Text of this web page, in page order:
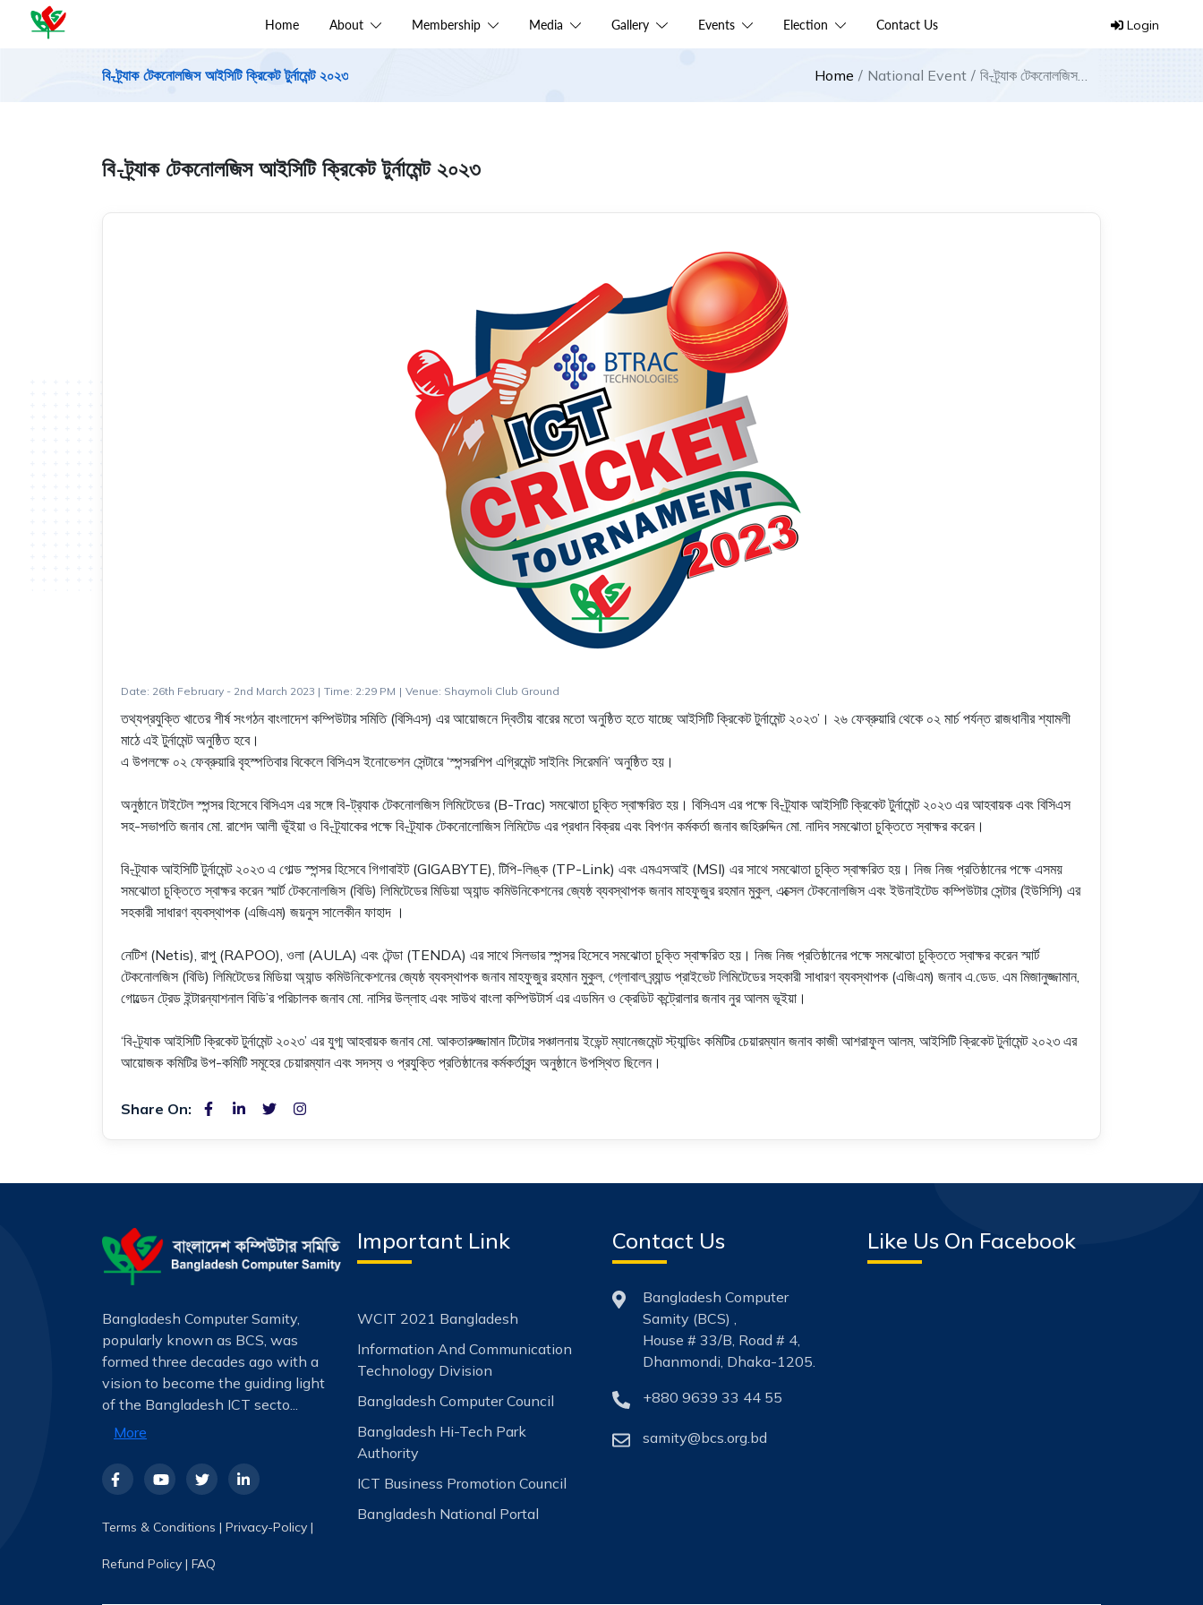
Home About Membership Media Gallery Events Election Contact Us Login
বি-ট্র্যাক টেকনোলজিস আইসিটি ক্রিকেট টুর্নামেন্ট ২০২৩ Home National Event
বি-ট্র্যাক টেকনোলজিস
বি-ট্র্যাক টেকনোলজিস আইসিটি ক্রিকেট টুর্নামেন্ট ২০২৩
Date: 26th February - 2nd March 2023 | Time: 2:29 PM | Venue: Shaymoli Club Ground
তথ্যপ্রযুক্তি খাতের শীর্ষ সংগঠন বাংলাদেশ কম্পিউটার সমিতি (বিসিএস) এর আয়োজনে দ্বিতীয় বারের মতো অনুষ্ঠিত হতে যাচ্ছে আইসিটি ক্রিকেট টুর্নামেন্ট ২০২৩’। ২৬ ফেব্রুয়ারি থেকে ০২ মার্চ পর্যন্ত রাজধানীর শ্যামলী
মাঠে এই টুর্নামেন্ট অনুষ্ঠিত হবে।
এ উপলক্ষে ০২ ফেব্রুয়ারি বৃহস্পতিবার বিকেলে বিসিএস ইনোভেশন সেন্টারে ‘স্পন্সরশিপ এগ্রিমেন্ট সাইনিং সিরেমনি’ অনুষ্ঠিত হয়।
অনুষ্ঠানে টাইটেল স্পন্সর হিসেবে বিসিএস এর সঙ্গে বি-ট্র্যাক টেকনোলজিস লিমিটেডের (B-Trac) সমঝোতা চুক্তি স্বাক্ষরিত হয়। বিসিএস এর পক্ষে বি-ট্র্যাক আইসিটি ক্রিকেট টুর্নামেন্ট ২০২৩ এর আহবায়ক এবং বিসিএস
সহ-সভাপতি জনাব মো. রাশেদ আলী ভূঁইয়া ও বি-ট্র্যাকের পক্ষে বি-ট্র্যাক টেকনোলোজিস লিমিটেড এর প্রধান বিক্রয় এবং বিপণন কর্মকর্তা জনাব জহিরুদ্দিন মো. নাদিব সমঝোতা চুক্তিতে স্বাক্ষর করেন।
বি-ট্র্যাক আইসিটি টুর্নামেন্ট ২০২৩ এ গোল্ড স্পন্সর হিসেবে গিগাবাইট (GIGABYTE), টিপি-লিঙ্ক (TP-Link) এবং এমএসআই (MSI) এর সাথে সমঝোতা চুক্তি স্বাক্ষরিত হয়। নিজ নিজ প্রতিষ্ঠানের পক্ষে এসময়
সমঝোতা চুক্তিতে স্বাক্ষর করেন স্মার্ট টেকনোলজিস (বিডি) লিমিটেডের মিডিয়া অ্যান্ড কমিউনিকেশনের জ্যেষ্ঠ ব্যবস্থাপক জনাব মাহফুজুর রহমান মুকুল, এক্সেল টেকনোলজিস এবং ইউনাইটেড কম্পিউটার সেন্টার (ইউসিসি) এর
সহকারী সাধারণ ব্যবস্থাপক (এজিএম) জয়নুস সালেকীন ফাহাদ ।
নেটিশ (Netis), রাপু (RAPOO), ওলা (AULA) এবং টেন্ডা (TENDA) এর সাথে সিলভার স্পন্সর হিসেবে সমঝোতা চুক্তি স্বাক্ষরিত হয়। নিজ নিজ প্রতিষ্ঠানের পক্ষে সমঝোতা চুক্তিতে স্বাক্ষর করেন স্মার্ট
টেকনোলজিস (বিডি) লিমিটেডের মিডিয়া অ্যান্ড কমিউনিকেশনের জ্যেষ্ঠ ব্যবস্থাপক জনাব মাহফুজুর রহমান মুকুল, গ্লোবাল ব্র্যান্ড প্রাইভেট লিমিটেডের সহকারী সাধারণ ব্যবস্থাপক (এজিএম) জনাব এ.ডেড. এম মিজানুজ্জামান,
গোল্ডেন ট্রেড ইন্টারন্যাশনাল বিডি’র পরিচালক জনাব মো. নাসির উল্লাহ এবং সাউথ বাংলা কম্পিউটার্স এর এডমিন ও ক্রেডিট কন্ট্রোলার জনাব নুর আলম ভূইয়া।
‘বি-ট্র্যাক আইসিটি ক্রিকেট টুর্নামেন্ট ২০২৩’ এর যুগ্ম আহবায়ক জনাব মো. আকতারুজ্জামান টিটোর সঞ্চালনায় ইভেন্ট ম্যানেজমেন্ট স্ট্যান্ডিং কমিটির চেয়ারম্যান জনাব কাজী আশরাফুল আলম, আইসিটি ক্রিকেট টুর্নামেন্ট ২০২৩ এর
আয়োজক কমিটির উপ-কমিটি সমূহের চেয়ারম্যান এবং সদস্য ও প্রযুক্তি প্রতিষ্ঠানের কর্মকর্তাবৃন্দ অনুষ্ঠানে উপস্থিত ছিলেন।
Share On:
Bangladesh Computer Samity,
popularly known as BCS, was
formed three decades ago with a
vision to become the guiding light
of the Bangladesh ICT secto...
More
Terms & Conditions | Privacy-Policy |
Refund Policy | FAQ
Important Link
WCIT 2021 Bangladesh
Information And Communication
Technology Division
Bangladesh Computer Council
Bangladesh Hi-Tech Park
Authority
ICT Business Promotion Council
Bangladesh National Portal
Contact Us
Bangladesh Computer
Samity (BCS) ,
House # 33/B, Road # 4,
Dhanmondi, Dhaka-1205.
+880 9639 33 44 55
samity@bcs.org.bd
Like Us On Facebook